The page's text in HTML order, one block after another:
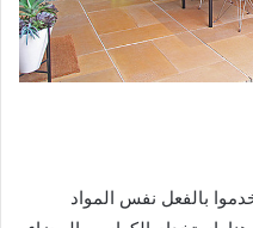
بالفعل نفس المواد